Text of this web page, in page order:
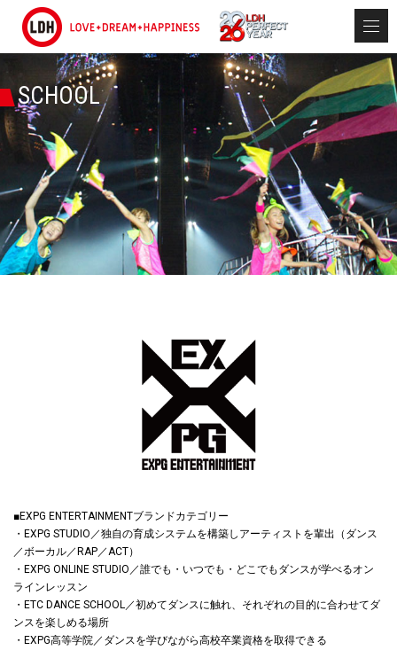
SCHOOL
■EXPG ENTERTAINMENTブランドカテゴリー
・EXPG STUDIO／独自の育成システムを構築しアーティストを輩出（ダンス
／ボーカル／RAP／ACT）
・EXPG ONLINE STUDIO／誰でも・いつでも・どこでもダンスが学べるオン
ラインレッスン
・ETC DANCE SCHOOL／初めてダンスに触れ、それぞれの目的に合わせてダ
ンスを楽しめる場所
・EXPG高等学院／ダンスを学びながら高校卒業資格を取得できる